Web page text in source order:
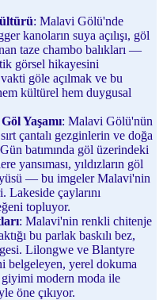
: Malavi Gölü'nde
kanoların suya açılışı, göl
taze chambo balıkları —
görsel hikayesini
göle açılmak ve bu
kültürel hem duygusal
Yaşamı: Malavi Gölü'nün
çantalı gezginlerin ve doğa
batımında göl üzerindeki
yansıması, yıldızların göl
— bu imgeler Malavi'nin
Lakeside çaylarını
topluyor.
: Malavi'nin renkli chitenje
bu parlak baskılı bez,
Lilongwe ve Blantyre
belgeleyen, yerel dokuma
giyimi modern moda ile
öne çıkıyor.